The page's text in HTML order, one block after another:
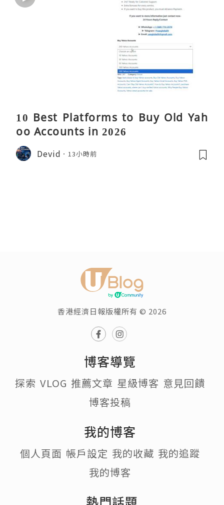
10 Best Platforms to Buy Old Yah
oo Accounts in 2026
Devid 13小時前
香港經濟日報版權所有 © 2026
博客導覽
探索 VLOG 推薦文章 星級博客 意見回饋
博客投稿
我的博客
個人頁面 帳戶設定 我的收藏 我的追蹤
我的博客
熱門話題